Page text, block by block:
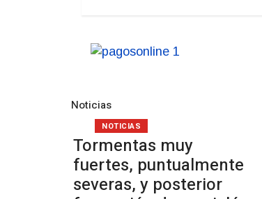
Noticias
Tormentas muy
fuertes, puntualmente
severas, y posterior
NOTICIAS